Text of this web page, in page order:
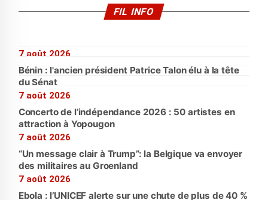
FIL INFO
7 août 2026
Bénin : l'ancien président Patrice Talon élu à la tête
du Sénat
7 août 2026
Concerto de l’indépendance 2026 : 50 artistes en
attraction à Yopougon
7 août 2026
“Un message clair à Trump”: la Belgique va envoyer
des militaires au Groenland
7 août 2026
Ebola : l’UNICEF alerte sur une chute de plus de 40 %